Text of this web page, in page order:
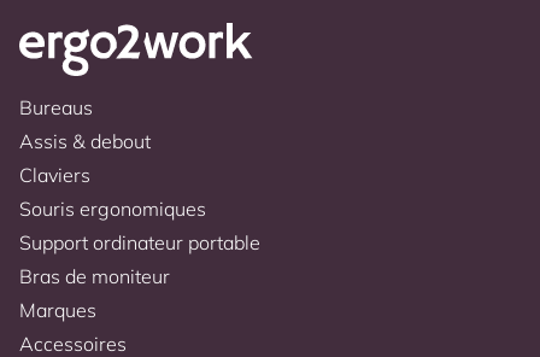
Bureaus
Assis & debout
Claviers
Souris ergonomiques
Support ordinateur portable
Bras de moniteur
Marques
Accessoires